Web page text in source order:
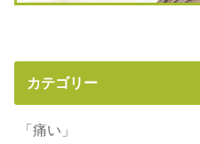
カテゴリー
「痛い」